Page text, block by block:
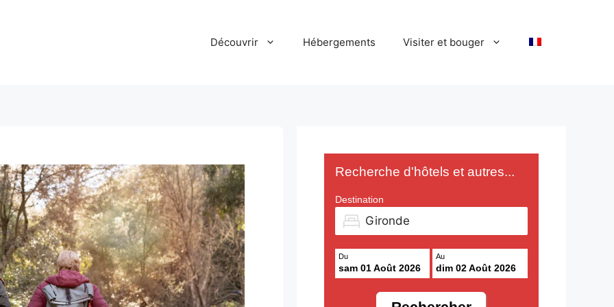
Découvrir Hébergements Visiter et bouger
Recherche d'hôtels et autres...
Destination
Du
sam 01 Août 2026
Au
dim 02 Août 2026